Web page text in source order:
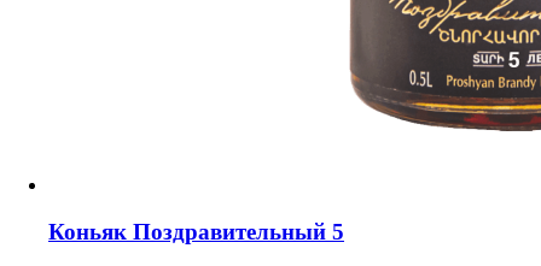
Коньяк Поздравительный 5